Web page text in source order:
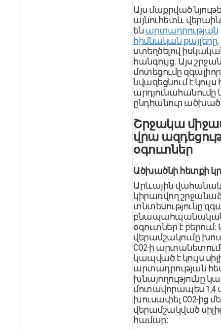
Այս մաքրված
այնուհետև
են արտադրության
հիմնական քայլերը,
ստեղծելով
հանգույց. Այս
մոտեցումը
նվազեցնում է կույս
արդյունահանումը
ընդհանուր
Շրջակա
վրա
օգուտներ
Ածխածնի հետքի
Արևային
կիրառվող
տնտեսությունը
օգուտներ է բերում:
վերամշակումը
CO2-ի
կապված է կույս
արտադրության
խնայողությունը
մոտավորապես 1,4
խուսափել CO2-ից
վերամշակված
համար: